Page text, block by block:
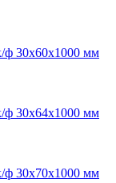
ф 30x60x1000 мм
ф 30x64x1000 мм
ф 30x70x1000 мм